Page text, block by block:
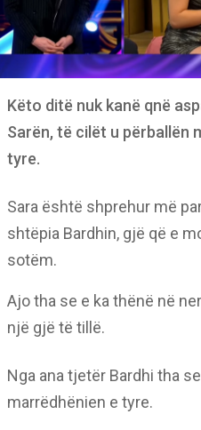
Këto ditë nuk kanë qnë
Sarën, të cilët u përballën
tyre.
Sara është shprehur më
shtëpia Bardhin, gjë që e
sotëm.
Ajo tha se e ka thënë në
një gjë të tillë.
Nga ana tjetër Bardhi tha
marrëdhënien e tyre.